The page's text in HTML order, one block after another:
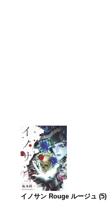
イノサン Rouge ルージュ (5)